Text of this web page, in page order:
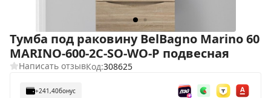
Тумба под раковину BelBagno Marino 60
MARINO-600-2C-SO-WO-P подвесная
Написать отзывКод:308625
+241,40бонус